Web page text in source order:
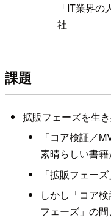
「IT業界
社
課題
拡販フェーズを生
「コア検証／
素晴らしい書
「拡販フェー
しかし「コア
フェーズ」の